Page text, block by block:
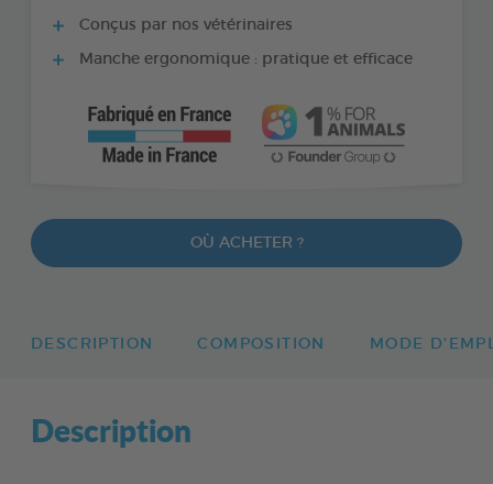
Conçus par nos vétérinaires
Manche ergonomique : pratique et efficace
OÙ ACHETER ?
DESCRIPTION COMPOSITION MODE
Description